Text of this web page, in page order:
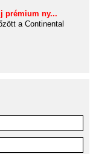
prémium ny...
a Continental